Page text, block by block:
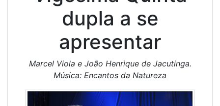
dupla a se
apresentar
Marcel Viola e João Henrique de Jacutinga.
Música: Encantos da Natureza